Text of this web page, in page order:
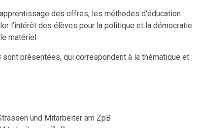
des offres, les méthodes d’éducation
l’intérêt des élèves pour la politique et la démocratie.
matériel.
présentées, qui correspondent à la thématique et
und Mitarbeiter am ZpB